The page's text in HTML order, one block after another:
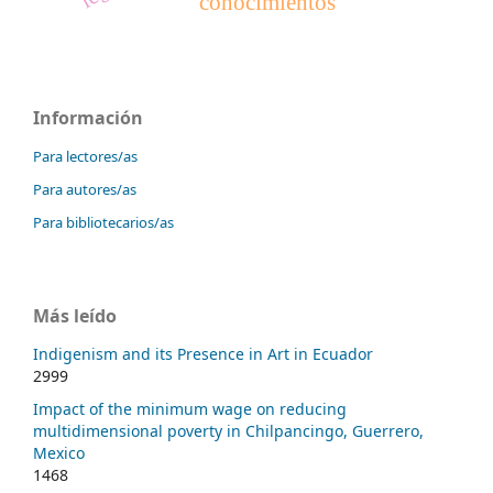
Información
Para lectores/as
Para autores/as
Para bibliotecarios/as
Más leído
Indigenism and its Presence in Art in Ecuador
2999
Impact of the minimum wage on reducing
multidimensional poverty in Chilpancingo, Guerrero,
Mexico
1468